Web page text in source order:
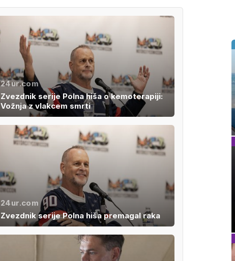
24ur.com
Zvezdnik serije Polna hiša o kemoterapiji:
Vožnja z vlakcem smrti
24ur.com
Zvezdnik serije Polna hiša premagal raka